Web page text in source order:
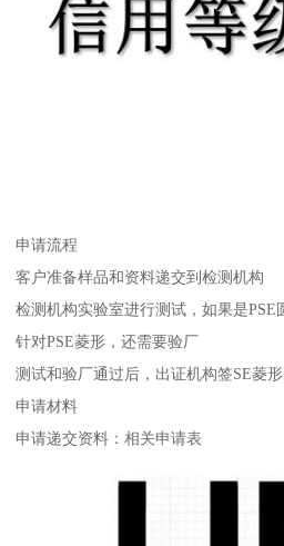
申请流程
客户准备样品和资料递交到检测机构
检测机构实验室进行测试，如果是
针对PSE菱形，还需要验厂
测试和验厂通过后，出证机构签SE菱形
申请材料
申请递交资料：相关申请表